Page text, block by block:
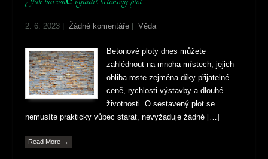
2. 6. 2023 |Žádné komentáře |Věda
Betonové ploty dnes můžete
zahlédnout na mnoha místech, jejich
obliba roste zejména díky přijatelné
ceně, rychlosti výstavby a dlouhé
životnosti. O sestavený plot se
nemusíte prakticky vůbec starat, nevyžaduje žádné […]
Read More →